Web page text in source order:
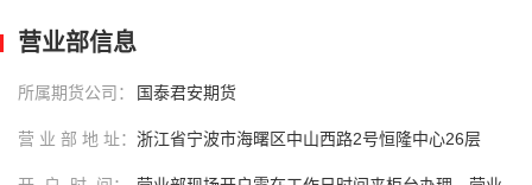
营业部信息
所属期货公司： 国泰君安期货
营 业 部 地 址： 浙江省宁波市海曙区中山西路2号恒隆中心26层